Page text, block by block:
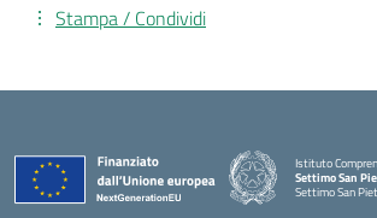
Stampa / Condividi
Istituto
Settimo San
Settimo San